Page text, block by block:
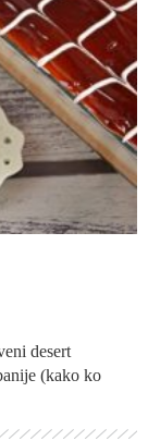
desert
(kako ko